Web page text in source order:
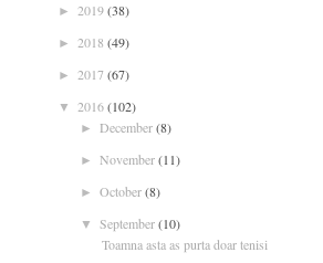
► 2019(38)
► 2018 (49)
► 2017 (67)
▼ 2016(102)
► December(8)
► November(11)
► October(8)
▼ September(10)
Toamna asta as purta doar tenisi